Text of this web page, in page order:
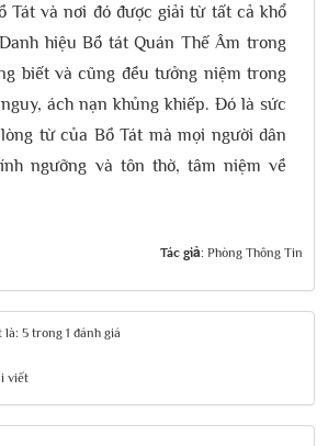
Tát và nơi đó được giải từ tất cả khổ
hiệu Bồ tát Quán Thế Âm trong
biết và cũng đều tưởng niệm trong
ách nạn khủng khiếp. Đó là sức
từ của Bồ Tát mà mọi người dân
ngưỡng và tôn thờ, tâm niệm về
Tác giả: Phòng Thông Tin
5 trong 1 đánh giá
viết